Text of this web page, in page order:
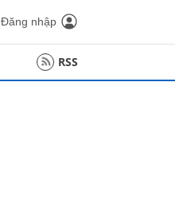
Đăng nhập
RSS